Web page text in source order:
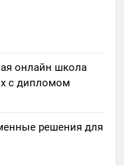
онлайн школа
с дипломом
решения для